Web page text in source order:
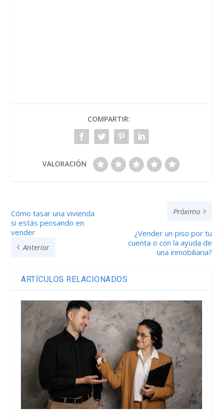
COMPARTIR:
VALORACIÓN
Cómo tasar una vivienda
si estás pensando en
vender
Anterior
Próximo
¿Vender un piso por tu
cuenta o con la ayuda de
una inmobiliaria?
ARTÍCULOS RELACIONADOS